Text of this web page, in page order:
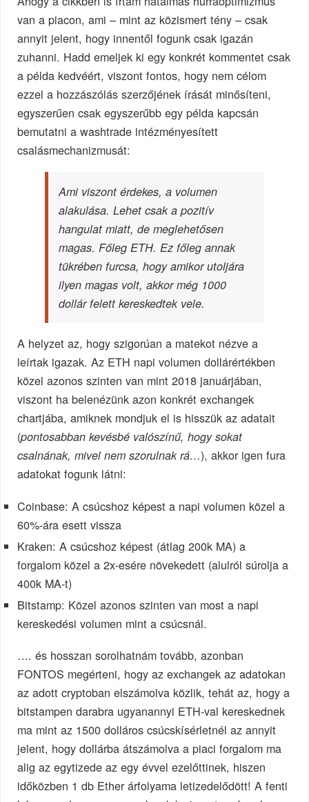
van a piacon, ami – mint az közismert tény – csak
annyit jelent, hogy innentől fogunk csak igazán
zuhanni. Hadd emeljek ki egy konkrét kommentet csak
a példa kedvéért, viszont fontos, hogy nem célom
ezzel a hozzászólás szerzőjének írását minősíteni,
egyszerűen csak egyszerűbb egy példa kapcsán
bemutatni a washtrade intézményesített
csalásmechanizmusát:
Ami viszont érdekes, a volumen
alakulása. Lehet csak a pozitív
hangulat miatt, de meglehetősen
magas. Főleg ETH. Ez főleg annak
tükrében furcsa, hogy amikor utoljára
ilyen magas volt, akkor még 1000
dollár felett kereskedtek vele.
A helyzet az, hogy szigorúan a matekot nézve a
leírtak igazak. Az ETH napi volumen dollárértékben
közel azonos szinten van mint 2018 januárjában,
viszont ha belenézünk azon konkrét exchangek
chartjába, amiknek mondjuk el is hisszük az adatait
(pontosabban kevésbé valószínű, hogy sokat
csalnának, mivel nem szorulnak rá…), akkor igen fura
adatokat fogunk látni:
Coinbase: A csúcshoz képest a napi volumen közel a
60%-ára esett vissza
Kraken: A csúcshoz képest (átlag 200k MA) a
forgalom közel a 2x-esére növekedett (alulról súrolja a
400k MA-t)
Bitstamp: Közel azonos szinten van most a napi
kereskedési volumen mint a csúcsnál.
…. és hosszan sorolhatnám tovább, azonban
FONTOS megérteni, hogy az exchangek az adatokan
az adott cryptoban elszámolva közlik, tehát az, hogy a
bitstampen darabra ugyanannyi ETH-val kereskednek
ma mint az 1500 dolláros csúcskísérletnél az annyit
jelent, hogy dollárba átszámolva a piaci forgalom ma
alig az egytizede az egy évvel ezelőttinek, hiszen
időközben 1 db Ether árfolyama letizedelődött! A fenti